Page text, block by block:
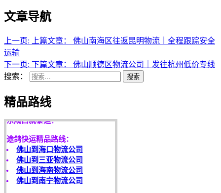
文章导航
上一页: 上篇文章：
佛山南海区往返昆明物流｜全程跟踪安全
运输
下一页: 下篇文章：
佛山顺德区物流公司｜发往杭州低价专线
搜索：
搜索
精品路线
天开地辟宏基，
东成西就泰运！
佛山到海口物流公司
佛山到三亚物流公司
佛山到海南物流公司
佛山到南宁物流公司